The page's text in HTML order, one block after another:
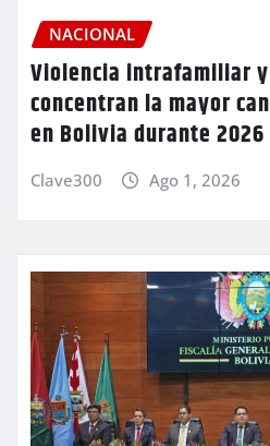
NACIONAL
Violencia intrafamiliar
concentran la mayor
en Bolivia durante 2026
Clave300 Ago 1, 2026